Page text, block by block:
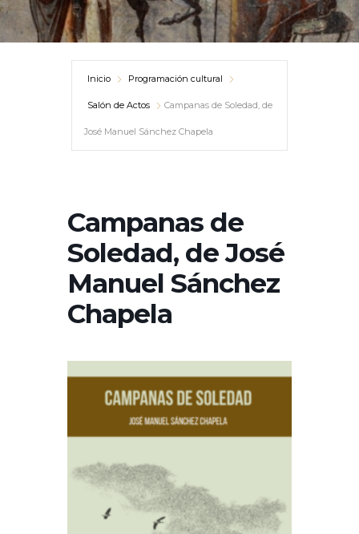
Inicio Programación cultural
Salón de Actos Campanas de Soledad, de
José Manuel Sánchez Chapela
Campanas de
Soledad, de José
Manuel Sánchez
Chapela